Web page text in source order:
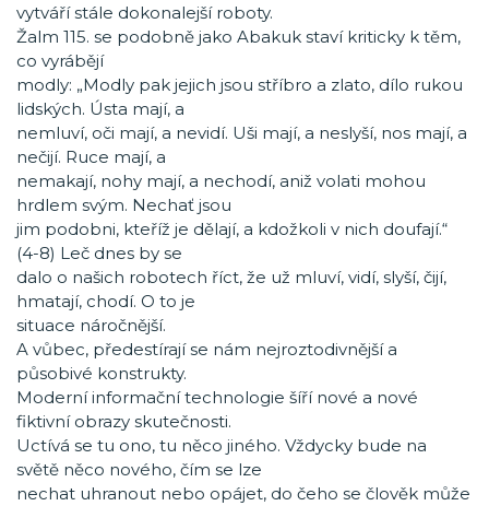
vytváří stále dokonalejší roboty.
Žalm 115. se podobně jako Abakuk staví kriticky k těm,
co vyrábějí
modly: „Modly pak jejich jsou stříbro a zlato, dílo rukou
lidských. Ústa mají, a
nemluví, oči mají, a nevidí. Uši mají, a neslyší, nos mají, a
nečijí. Ruce mají, a
nemakají, nohy mají, a nechodí, aniž volati mohou
hrdlem svým. Nechať jsou
jim podobni, kteříž je dělají, a kdožkoli v nich doufají.“
(4-8) Leč dnes by se
dalo o našich robotech říct, že už mluví, vidí, slyší, čijí,
hmatají, chodí. O to je
situace náročnější.
A vůbec, předestírají se nám nejroztodivnější a
působivé konstrukty.
Moderní informační technologie šíří nové a nové
fiktivní obrazy skutečnosti.
Uctívá se tu ono, tu něco jiného. Vždycky bude na
světě něco nového, čím se lze
nechat uhranout nebo opájet, do čeho se člověk může